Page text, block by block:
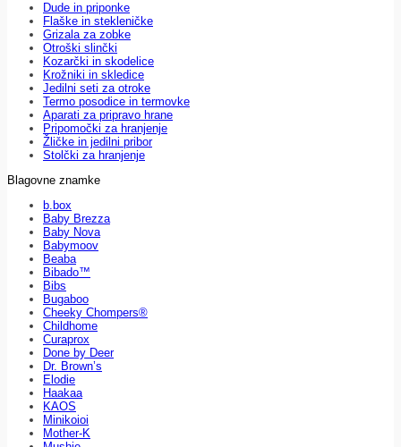
Dude in priponke
Flaške in stekleničke
Grizala za zobke
Otroški slinčki
Kozarčki in skodelice
Krožniki in skledice
Jedilni seti za otroke
Termo posodice in termovke
Aparati za pripravo hrane
Pripomočki za hranjenje
Žličke in jedilni pribor
Stolčki za hranjenje
Blagovne znamke
b.box
Baby Brezza
Baby Nova
Babymoov
Beaba
Bibado™
Bibs
Bugaboo
Cheeky Chompers®
Childhome
Curaprox
Done by Deer
Dr. Brown’s
Elodie
Haakaa
KAOS
Minikoioi
Mother-K